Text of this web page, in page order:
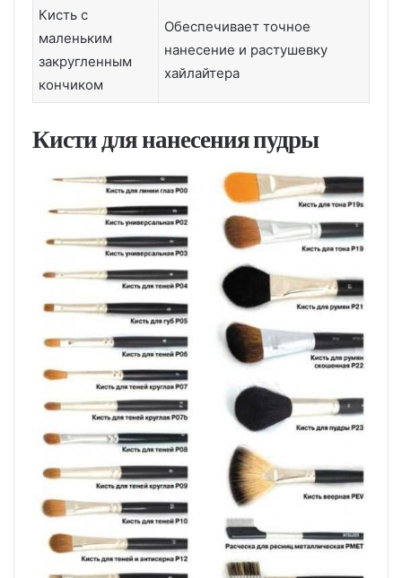
Кисть с
маленьким
закругленным
кончиком
Обеспечивает точное
нанесение и растушевку
хайлайтера
Кисти для нанесения пудры